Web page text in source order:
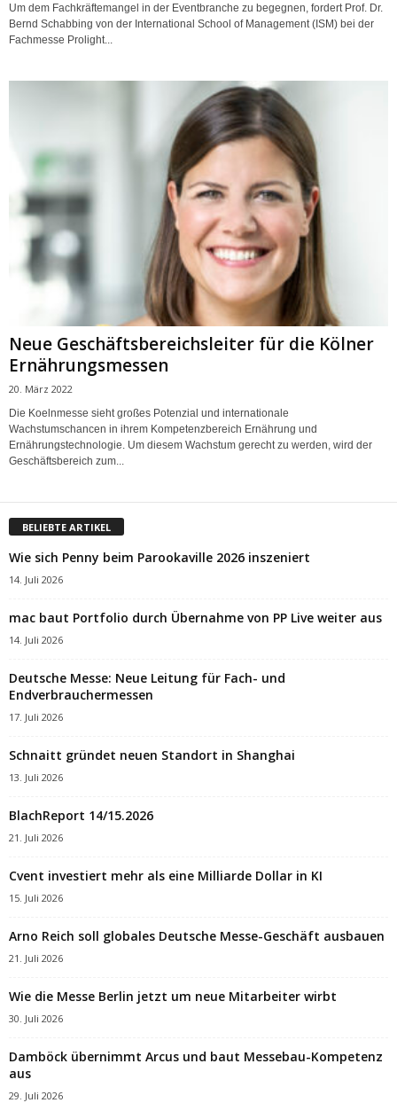
Um dem Fachkräftemangel in der Eventbranche zu begegnen, fordert Prof. Dr.
Bernd Schabbing von der International School of Management (ISM) bei der
Fachmesse Prolight...
Neue Geschäftsbereichsleiter für die Kölner
Ernährungsmessen
20. März 2022
Die Koelnmesse sieht großes Potenzial und internationale
Wachstumschancen in ihrem Kompetenzbereich Ernährung und
Ernährungstechnologie. Um diesem Wachstum gerecht zu werden, wird der
Geschäftsbereich zum...
BELIEBTE ARTIKEL
Wie sich Penny beim Parookaville 2026 inszeniert
14. Juli 2026
mac baut Portfolio durch Übernahme von PP Live weiter aus
14. Juli 2026
Deutsche Messe: Neue Leitung für Fach- und
Endverbrauchermessen
17. Juli 2026
Schnaitt gründet neuen Standort in Shanghai
13. Juli 2026
BlachReport 14/15.2026
21. Juli 2026
Cvent investiert mehr als eine Milliarde Dollar in KI
15. Juli 2026
Arno Reich soll globales Deutsche Messe-Geschäft ausbauen
21. Juli 2026
Wie die Messe Berlin jetzt um neue Mitarbeiter wirbt
30. Juli 2026
Damböck übernimmt Arcus und baut Messebau-Kompetenz
aus
29. Juli 2026